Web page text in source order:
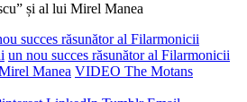
succes răsunător al Filarmonicii
un nou succes răsunător al Filarmonicii
Manea VIDEO The Motans